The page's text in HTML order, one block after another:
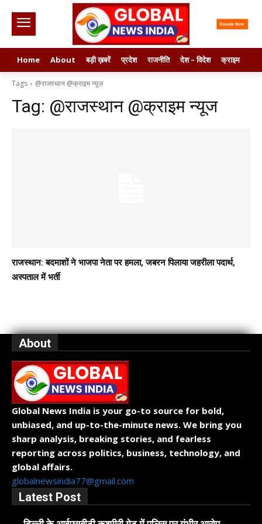
Home About बड़ी ख़बरें प्रदेश राजनीति देश – विदेश क्राइम
Tags @राजस्थान @क्राइम न्यूज
Tag: @राजस्थान @क्राइम न्यूज
राजस्थान: बदमाशों ने भाजपा नेता पर हमला, जबरन पिलाया जहरीला पदार्थ,
अस्पताल में भर्ती
About
Global News India is your go-to source for bold,
unbiased, and up-to-the-minute news. We bring you
sharp analysis, breaking stories, and fearless
reporting across politics, business, technology, and
global affairs.
globalnewsindia77@gmail.com
Latest Post